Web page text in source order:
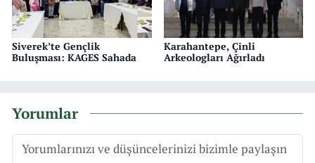
Siverek’te Gençlik
Buluşması: KAGES Sahada
Karahantepe, Çinli
Arkeologları Ağırladı
Yorumlar